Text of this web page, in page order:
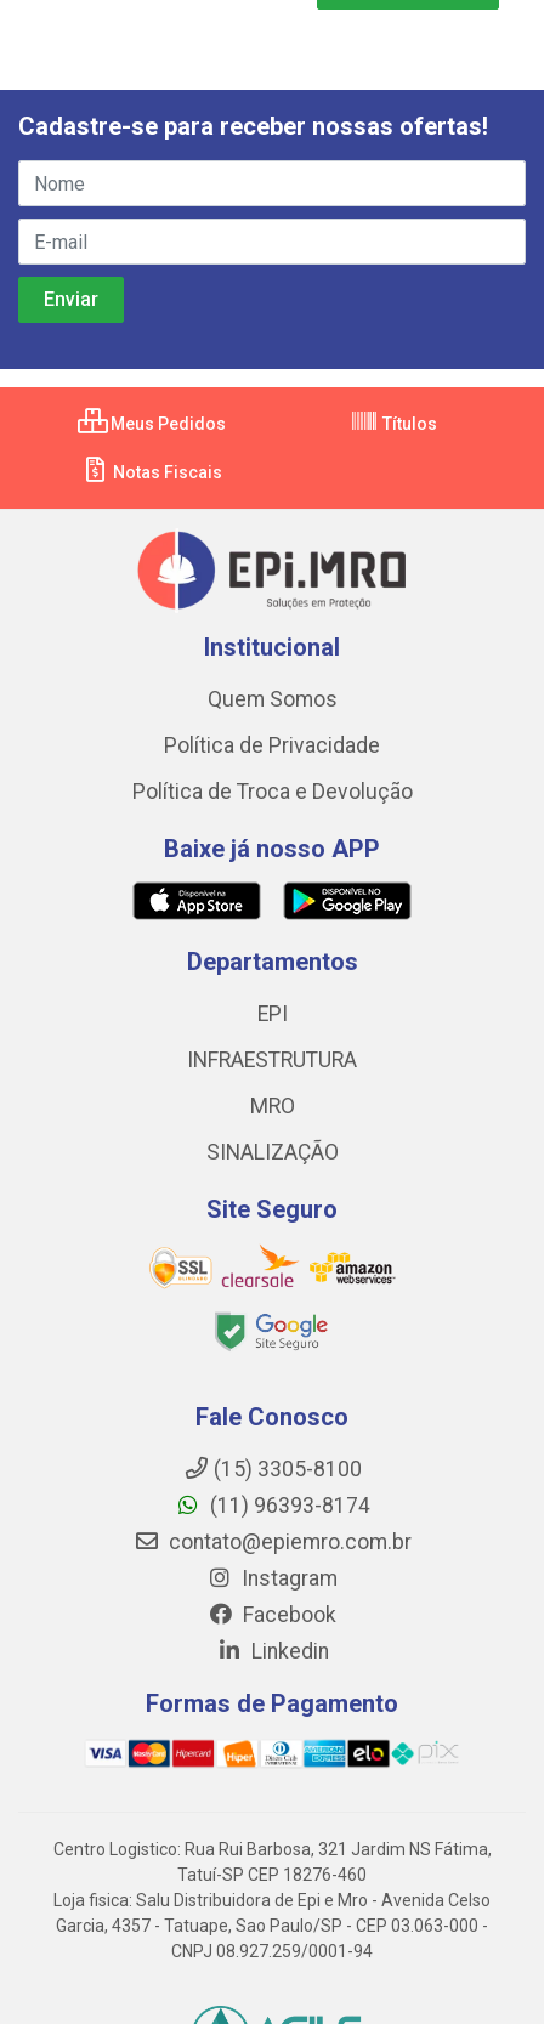
Cadastre-se para receber nossas ofertas!
Meus Pedidos Títulos
Notas Fiscais
Institucional
Quem Somos
Política de Privacidade
Política de Troca e Devolução
Baixe já nosso APP
Departamentos
EPI
INFRAESTRUTURA
MRO
SINALIZAÇÃO
Site Seguro
Fale Conosco
(15) 3305-8100
(11) 96393-8174
contato@epiemro.com.br
Instagram
Facebook
Linkedin
Formas de Pagamento
Centro Logistico: Rua Rui Barbosa, 321 Jardim NS Fátima,
Tatuí-SP CEP 18276-460
Loja fisica: Salu Distribuidora de Epi e Mro - Avenida Celso
Garcia, 4357 - Tatuape, Sao Paulo/SP - CEP 03.063-000 -
CNPJ 08.927.259/0001-94